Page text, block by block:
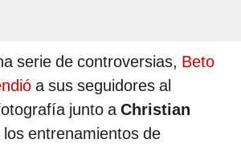
serie de controversias, Beto
a sus seguidores al
junto aChristian
entrenamientos de